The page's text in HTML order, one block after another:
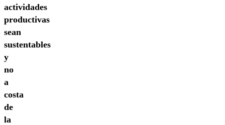
actividades
productivas
sean
sustentables
y
no
a
costa
de
la